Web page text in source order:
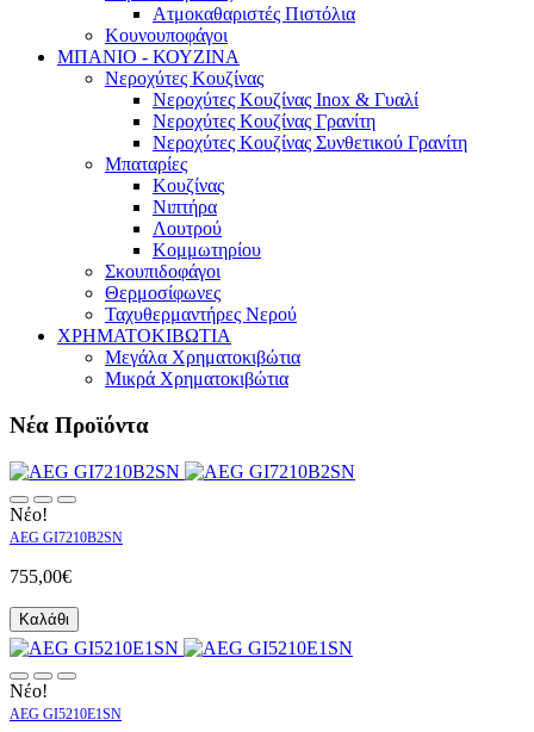
Ατμοκαθαριστές Πιστόλια
Κουνουποφάγοι
ΜΠΑΝΙΟ - ΚΟΥΖΙΝΑ
Νεροχύτες Κουζίνας
Νεροχύτες Κουζίνας Inox & Γυαλί
Νεροχύτες Κουζίνας Γρανίτη
Νεροχύτες Κουζίνας Συνθετικού Γρανίτη
Μπαταρίες
Κουζίνας
Νιπτήρα
Λουτρού
Κομμωτηρίου
Σκουπιδοφάγοι
Θερμοσίφωνες
Ταχυθερμαντήρες Νερού
ΧΡΗΜΑΤΟΚΙΒΩΤΙΑ
Μεγάλα Χρηματοκιβώτια
Μικρά Χρηματοκιβώτια
Νέα Προϊόντα
Νέο!
AEG GI7210B2SN
755,00€
Καλάθι
Νέο!
AEG GI5210E1SN